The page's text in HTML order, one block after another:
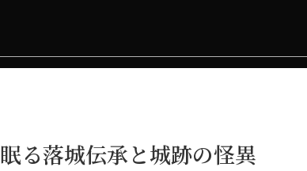
る落城伝承と城跡の怪異